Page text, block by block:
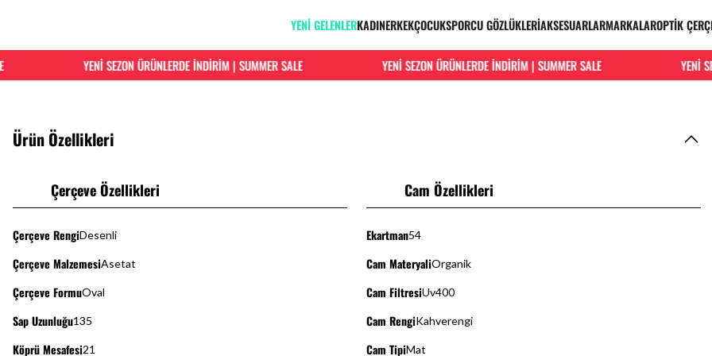
YENİ GELENLERKADINERKEKÇOCUKSPORCU GÖZLÜKLERİAKSESUARLARMARKALAROPTİK
YENİ SEZON ÜRÜNLERDE İNDİRİM | SUMMER SALE YENİ SEZON ÜRÜNLERDE İNDİRİM | SUMMER SALE YENİ
Ürün Özellikleri
Çerçeve Özellikleri
Çerçeve RengiDesenli
Çerçeve MalzemesiAsetat
Çerçeve FormuOval
Sap Uzunluğu135
Köprü Mesafesi21
Cam Özellikleri
Ekartman54
Cam MateryaliOrganik
Cam FiltresiUv400
Cam RengiKahverengi
Cam TipiMat